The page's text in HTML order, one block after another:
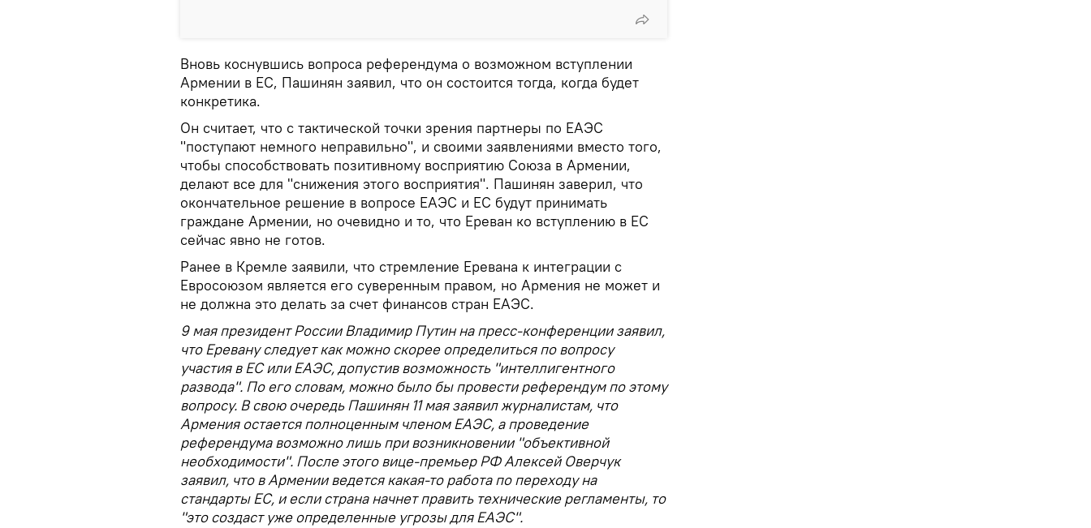
Вновь коснувшись вопроса референдума о возможном вступлении
Армении в ЕС, Пашинян заявил, что он состоится тогда, когда будет
конкретика.
Он считает, что с тактической точки зрения партнеры по ЕАЭС
"поступают немного неправильно", и своими заявлениями вместо того,
чтобы способствовать позитивному восприятию Союза в Армении,
делают все для "снижения этого восприятия". Пашинян заверил, что
окончательное решение в вопросе ЕАЭС и ЕС будут принимать
граждане Армении, но очевидно и то, что Ереван ко вступлению в ЕС
сейчас явно не готов.
Ранее в Кремле заявили, что стремление Еревана к интеграции с
Евросоюзом является его суверенным правом, но Армения не может и
не должна это делать за счет финансов стран ЕАЭС.
9 мая президент России Владимир Путин на пресс-конференции заявил,
что Еревану следует как можно скорее определиться по вопросу
участия в ЕС или ЕАЭС, допустив возможность "интеллигентного
развода". По его словам, можно было бы провести референдум по этому
вопросу. В свою очередь Пашинян 11 мая заявил журналистам, что
Армения остается полноценным членом ЕАЭС, а проведение
референдума возможно лишь при возникновении "объективной
необходимости". После этого вице-премьер РФ Алексей Оверчук
заявил, что в Армении ведется какая-то работа по переходу на
стандарты ЕС, и если страна начнет править технические регламенты, то
"это создаст уже определенные угрозы для ЕАЭС".